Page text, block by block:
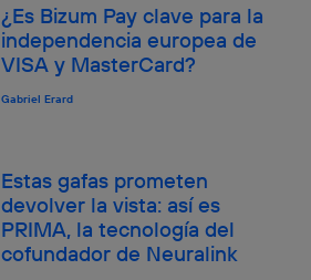
¿Es Bizum Pay clave para la
independencia europea de
VISA y MasterCard?
Gabriel Erard
Estas gafas prometen
devolver la vista: así es
PRIMA, la tecnología del
cofundador de Neuralink